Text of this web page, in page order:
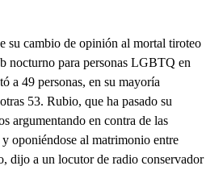
su cambio de opinión al mortal tiroteo
nocturno para personas LGBTQ en
a 49 personas, en su mayoría
53. Rubio, que ha pasado su
argumentando en contra de las
y oponiéndose al matrimonio entre
dijo a un locutor de radio conservador